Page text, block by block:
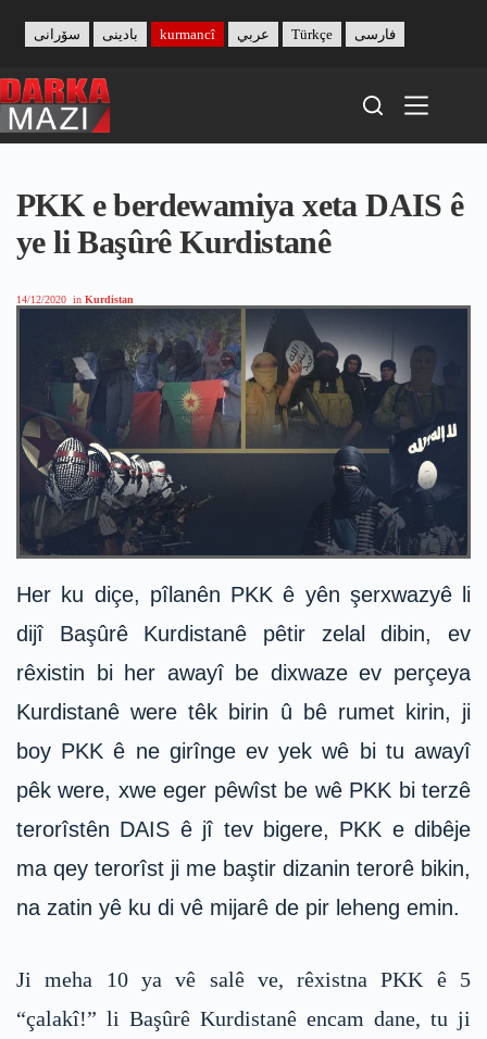
content
بادینی سۆرانی kurmancî عربي Türkçe فارسی
PKK e berdewamiya xeta DAIS ê
ye li Başûrê Kurdistanê
14/12/2020 in Kurdistan
Her ku diçe, pîlanên PKK ê yên şerxwazyê li
dijî Başûrê Kurdistanê pêtir zelal dibin, ev
rêxistin bi her awayî be dixwaze ev perçeya
Kurdistanê were têk birin û bê rumet kirin, ji
boy PKK ê ne girînge ev yek wê bi tu awayî
pêk were, xwe eger pêwîst be wê PKK bi terzê
terorîstên DAIS ê jî tev bigere, PKK e dibêje
ma qey terorîst ji me baştir dizanin terorê bikin,
na zatin yê ku di vê mijarê de pir leheng emin.
Ji meha 10 ya vê salê ve, rêxistna PKK ê 5
“çalakî!” li Başûrê Kurdistanê encam dane, tu ji